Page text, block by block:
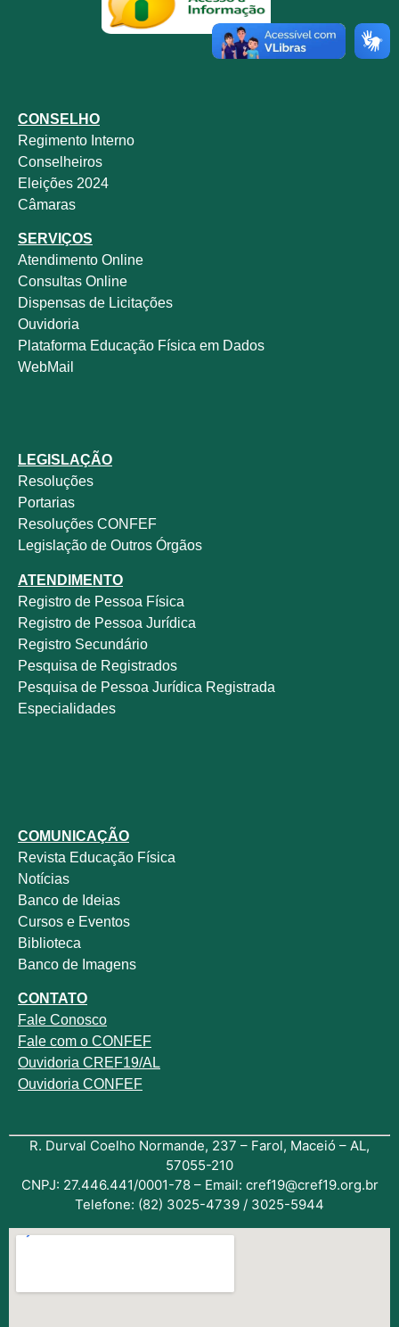
CONSELHO
Regimento Interno
Conselheiros
Eleições 2024
Câmaras
SERVIÇOS
Atendimento Online
Consultas Online
Dispensas de Licitações
Ouvidoria
Plataforma Educação Física em Dados
WebMail
LEGISLAÇÃO
Resoluções
Portarias
Resoluções CONFEF
Legislação de Outros Órgãos
ATENDIMENTO
Registro de Pessoa Física
Registro de Pessoa Jurídica
Registro Secundário
Pesquisa de Registrados
Pesquisa de Pessoa Jurídica Registrada
Especialidades
COMUNICAÇÃO
Revista Educação Física
Notícias
Banco de Ideias
Cursos e Eventos
Biblioteca
Banco de Imagens
CONTATO
Fale Conosco
Fale com o CONFEF
Ouvidoria CREF19/AL
Ouvidoria CONFEF
R. Durval Coelho Normande, 237 – Farol, Maceió – AL,
57055-210
CNPJ: 27.446.441/0001-78 – Email: cref19@cref19.org.br
Telefone: (82) 3025-4739 / 3025-5944